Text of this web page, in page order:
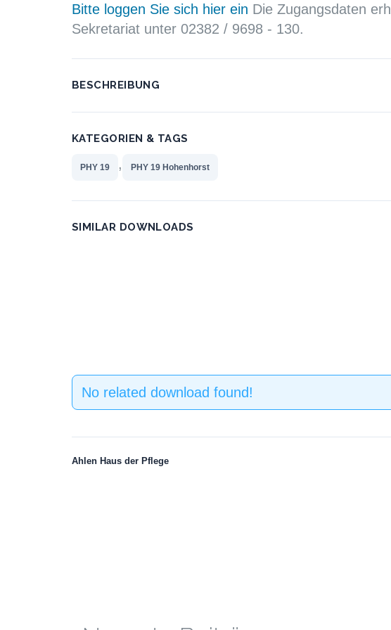
Bitte loggen Sie sich hier ein Die Zugangsdaten
Sekretariat unter 02382 / 9698 - 130.
BESCHREIBUNG
KATEGORIEN & TAGS
PHY 19 , PHY 19 Hohenhorst
SIMILAR DOWNLOADS
No related download found!
Ahlen Haus der Pflege